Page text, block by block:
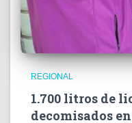
REGIONAL
1.700 litros de
decomisados